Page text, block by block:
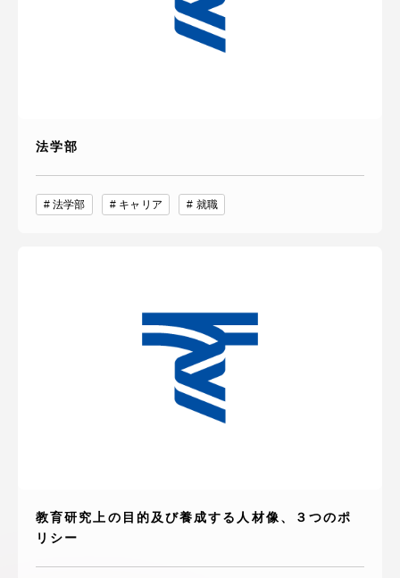
法学部
法学部 キャリア 就職
教育研究上の目的及び養成する人材像、３つのポ
リシー